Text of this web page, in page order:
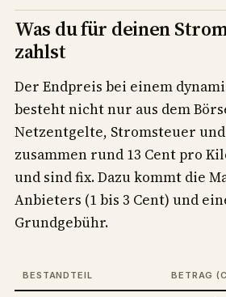
Was du für deinen
zahlst
Der Endpreis bei einem
besteht nicht nur aus dem
Netzentgelte, Stromsteuer
zusammen rund 13 Cent pro
und sind fix. Dazu kommt die
Anbieters (1 bis 3 Cent) und
Grundgebühr.
BESTANDTEIL BETRAG